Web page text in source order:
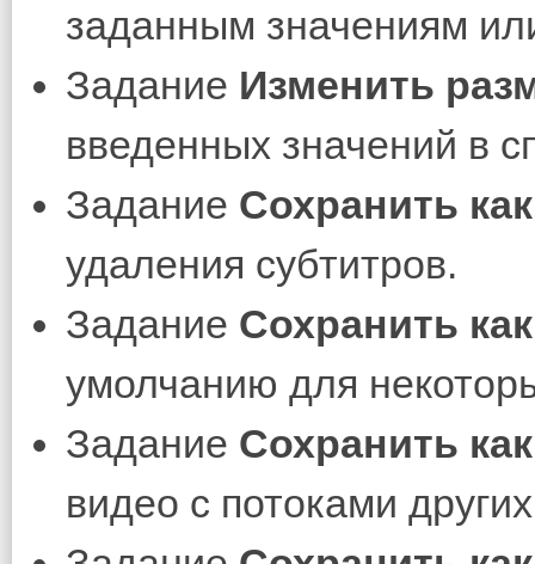
заданным значениям
Задание Изменить
введенных значений в
Задание Сохранить как
удаления субтитров.
Задание Сохранить как
умолчанию для
Задание Сохранить как
видео с потоками